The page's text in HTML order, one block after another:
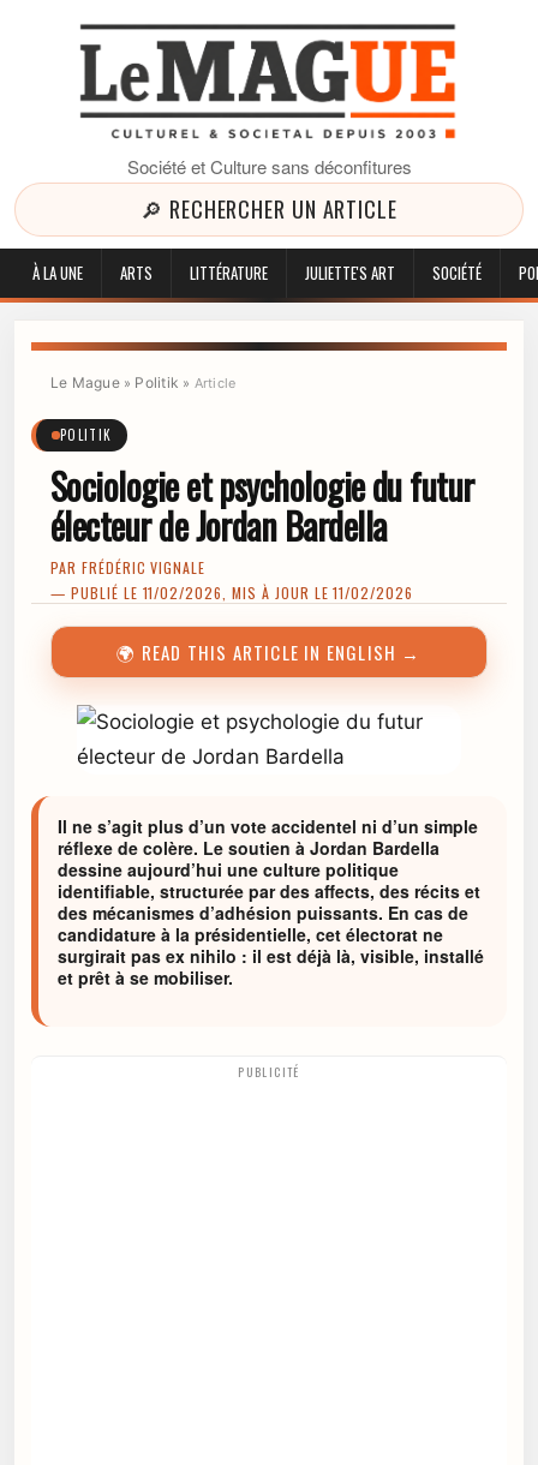
Société et Culture sans déconfitures
🔎 RECHERCHER UN ARTICLE
À LA UNE ARTS LITTÉRATURE JULIETTE'S ART SOCIÉTÉ
Le Mague» Politik » Article
POLITIK
Sociologie et psychologie du futur
électeur de Jordan Bardella
PAR FRÉDÉRIC VIGNALE
— PUBLIÉ LE 11/02/2026, MIS À JOUR LE 11/02/2026
🌍 READ THIS ARTICLE IN ENGLISH →
Il ne s’agit plus d’un vote accidentel ni d’un simple
réflexe de colère. Le soutien à Jordan Bardella
dessine aujourd’hui une culture politique
identifiable, structurée par des affects, des récits et
des mécanismes d’adhésion puissants. En cas de
candidature à la présidentielle, cet électorat ne
surgirait pas ex nihilo : il est déjà là, visible, installé
et prêt à se mobiliser.
PUBLICITÉ